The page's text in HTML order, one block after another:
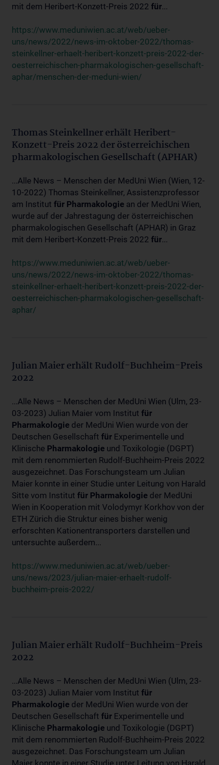
mit dem Heribert-Konzett-Preis 2022 für...
https://www.meduniwien.ac.at/web/ueber-
uns/news/2022/news-im-oktober-2022/thomas-
steinkellner-erhaelt-heribert-konzett-preis-2022-der-
oesterreichischen-pharmakologischen-gesellschaft-
aphar/menschen-der-meduni-wien/
Thomas Steinkellner erhält Heribert-
Konzett-Preis 2022 der österreichischen
pharmakologischen Gesellschaft (APHAR)
...Alle News – Menschen der MedUni Wien (Wien, 12-
10-2022) Thomas Steinkellner, Assistenzprofessor
am Institut für Pharmakologie an der MedUni Wien,
wurde auf der Jahrestagung der österreichischen
pharmakologischen Gesellschaft (APHAR) in Graz
mit dem Heribert-Konzett-Preis 2022 für...
https://www.meduniwien.ac.at/web/ueber-
uns/news/2022/news-im-oktober-2022/thomas-
steinkellner-erhaelt-heribert-konzett-preis-2022-der-
oesterreichischen-pharmakologischen-gesellschaft-
aphar/
Julian Maier erhält Rudolf-Buchheim-Preis
2022
...Alle News – Menschen der MedUni Wien (Ulm, 23-
03-2023) Julian Maier vom Institut für
Pharmakologie der MedUni Wien wurde von der
Deutschen Gesellschaft für Experimentelle und
Klinische Pharmakologie und Toxikologie (DGPT)
mit dem renommierten Rudolf-Buchheim-Preis 2022
ausgezeichnet. Das Forschungsteam um Julian
Maier konnte in einer Studie unter Leitung von Harald
Sitte vom Institut für Pharmakologie der MedUni
Wien in Kooperation mit Volodymyr Korkhov von der
ETH Zürich die Struktur eines bisher wenig
erforschten Kationentransporters darstellen und
untersuchte außerdem...
https://www.meduniwien.ac.at/web/ueber-
uns/news/2023/julian-maier-erhaelt-rudolf-
buchheim-preis-2022/
Julian Maier erhält Rudolf-Buchheim-Preis
2022
...Alle News – Menschen der MedUni Wien (Ulm, 23-
03-2023) Julian Maier vom Institut für
Pharmakologie der MedUni Wien wurde von der
Deutschen Gesellschaft für Experimentelle und
Klinische Pharmakologie und Toxikologie (DGPT)
mit dem renommierten Rudolf-Buchheim-Preis 2022
ausgezeichnet. Das Forschungsteam um Julian
Maier konnte in einer Studie unter Leitung von Harald